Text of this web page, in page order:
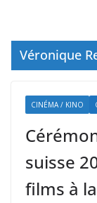
Véronique
CINÉMA / KINO
suisse
films à